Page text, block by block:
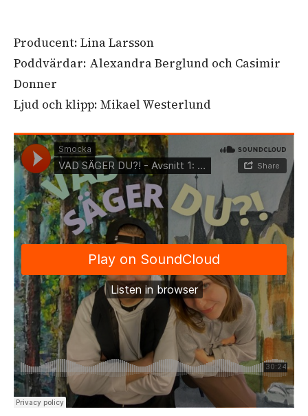
Producent: Lina Larsson
Poddvärdar: Alexandra Berglund och Casimir
Donner
Ljud och klipp: Mikael Westerlund